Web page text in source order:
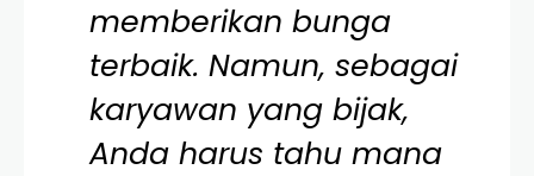
memberikan bunga
terbaik. Namun, sebagai
karyawan yang bijak,
Anda harus tahu mana